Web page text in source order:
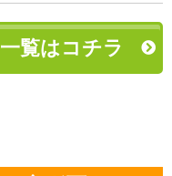
覧はコチラ